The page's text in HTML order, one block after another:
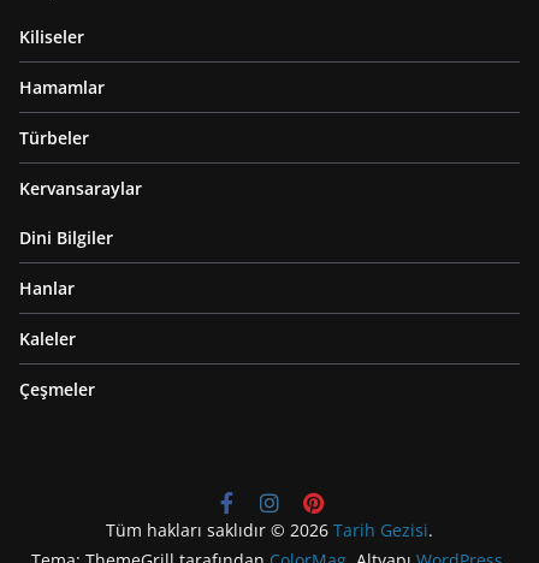
Kiliseler
Hamamlar
Türbeler
Kervansaraylar
Dini Bilgiler
Hanlar
Kaleler
Çeşmeler
Tüm hakları saklıdır © 2026 Tarih Gezisi.